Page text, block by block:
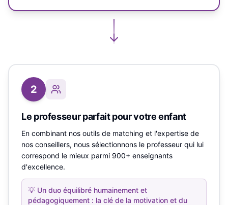
2
Le professeur parfait pour votre enfant
En combinant nos outils de matching et l'expertise de
nos conseillers, nous sélectionnons le professeur qui lui
correspond le mieux parmi 900+ enseignants
d'excellence.
💡 Un duo équilibré humainement et
pédagogiquement : la clé de la motivation et du